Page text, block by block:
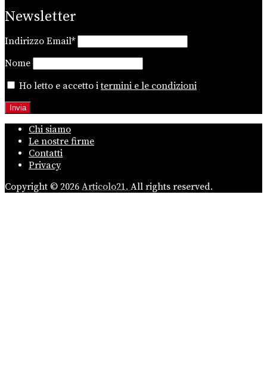
Newsletter
Indirizzo Email*
Nome
Ho letto e accetto itermini e le condizioni
Chi siamo
Le nostre firme
Contatti
Privacy
Copyright © 2026 Articolo21. All rights reserved.